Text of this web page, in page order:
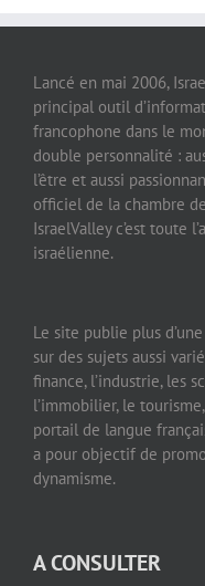
Lancé en mai 2006,
principal outil
francophone dans le
double personnalité :
l’être et aussi
officiel de la chambre
IsraelValley c’est toute
israélienne.
Le site publie plus
sur des sujets aussi
finance, l’industrie, les
l’immobilier, le
portail de langue
a pour objectif de
dynamisme.
A CONSULTER